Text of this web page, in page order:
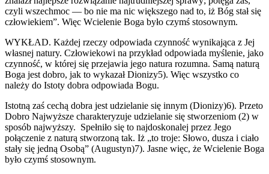
czyli wszechmoc — bo nie ma nic większego nad to, iż Bóg stał się
człowiekiem”. Więc Wcielenie Boga było czymś stosownym.
WYKŁAD. Każdej rzeczy odpowiada czynność wynikająca z Jej
własnej natury. Człowiekowi na przykład odpowiada myślenie, jako
czynność, w której się przejawia jego natura rozumna. Samą naturą
Boga jest dobro, jak to wykazał Dionizy5). Więc wszystko co
należy do Istoty dobra odpowiada Bogu.
Istotną zaś cechą dobra jest udzielanie się innym (Dionizy)6). Przeto
Dobro Najwyższe charakteryzuje udzielanie się stworzeniom (2) w
sposób najwyższy. Spełniło się to najdoskonalej przez Jego
połączenie z naturą stworzoną tak. Iż „to troje: Słowo, dusza i ciało
stały się jedną Osobą” (Augustyn)7). Jasne więc, że Wcielenie Boga
było czymś stosownym.